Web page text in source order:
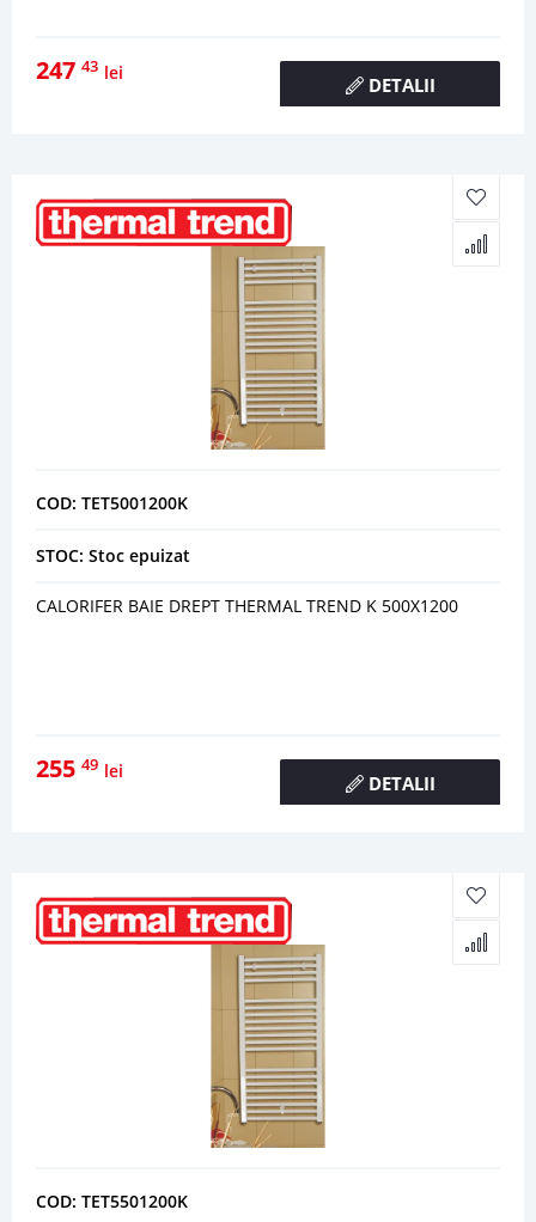
247 43 lei
DETALII
COD: TET5001200K
STOC: Stoc epuizat
CALORIFER BAIE DREPT THERMAL TREND K 500X1200
255 49 lei
DETALII
COD: TET5501200K